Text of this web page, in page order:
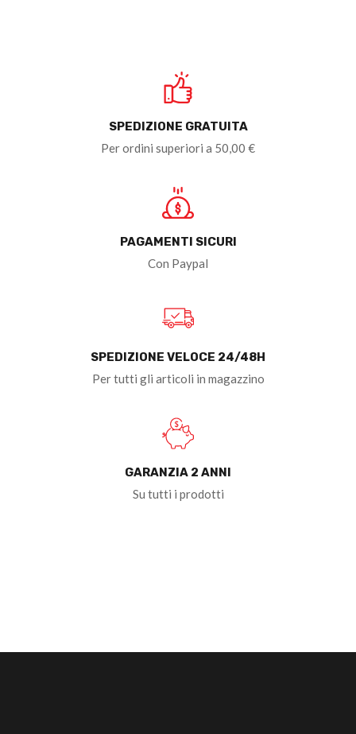
SPEDIZIONE GRATUITA
Per ordini superiori a 50,00 €
PAGAMENTI SICURI
Con Paypal
SPEDIZIONE VELOCE 24/48H
Per tutti gli articoli in magazzino
GARANZIA 2 ANNI
Su tutti i prodotti